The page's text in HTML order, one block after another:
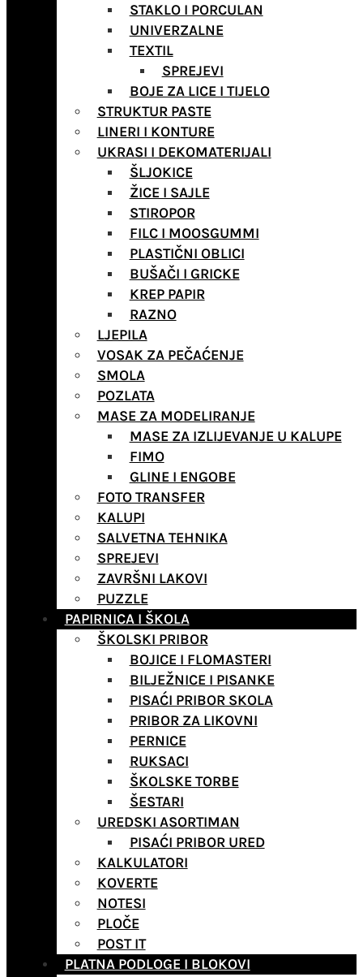
STAKLO I PORCULAN
UNIVERZALNE
TEXTIL
SPREJEVI
BOJE ZA LICE I TIJELO
STRUKTUR PASTE
LINERI I KONTURE
UKRASI I DEKOMATERIJALI
ŠLJOKICE
ŽICE I SAJLE
STIROPOR
FILC I MOOSGUMMI
PLASTIČNI OBLICI
BUŠAČI I GRICKE
KREP PAPIR
RAZNO
LJEPILA
VOSAK ZA PEČAĆENJE
SMOLA
POZLATA
MASE ZA MODELIRANJE
MASE ZA IZLIJEVANJE U KALUPE
FIMO
GLINE I ENGOBE
FOTO TRANSFER
KALUPI
SALVETNA TEHNIKA
SPREJEVI
ZAVRŠNI LAKOVI
PUZZLE
PAPIRNICA I ŠKOLA
ŠKOLSKI PRIBOR
BOJICE I FLOMASTERI
BILJEŽNICE I PISANKE
PISAĆI PRIBOR SKOLA
PRIBOR ZA LIKOVNI
PERNICE
RUKSACI
ŠKOLSKE TORBE
ŠESTARI
UREDSKI ASORTIMAN
PISAĆI PRIBOR URED
KALKULATORI
KOVERTE
NOTESI
PLOČE
POST IT
PLATNA PODLOGE I BLOKOVI